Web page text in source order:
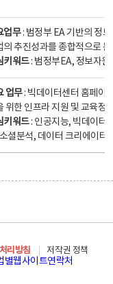
업무: 범정부 EA 기반의 정
의 추진성과를 종합적으로
키워드: 범정부EA, 정보자
업무: 빅데이터센터 홈페이
위한 인프라 지원 및 교육정
키워드: 인공지능, 빅데이터,
셜분석, 데이터 크리에이터
리방침
저작권 정책
별웹사이트연락처